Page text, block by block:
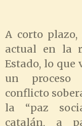
A corto
actual en la
Estado, lo que
un proceso
conflicto
la “paz
catalán, a